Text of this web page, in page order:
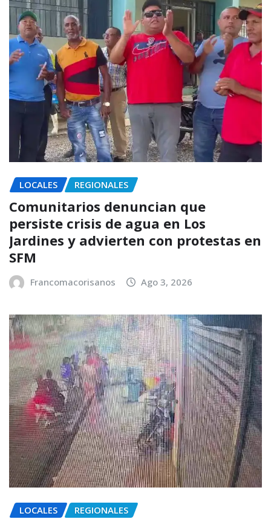
LOCALES REGIONALES
Comunitarios denuncian que
persiste crisis de agua en Los
Jardines y advierten con protestas en
SFM
Francomacorisanos Ago 3, 2026
LOCALES REGIONALES